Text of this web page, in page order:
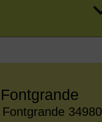
34980